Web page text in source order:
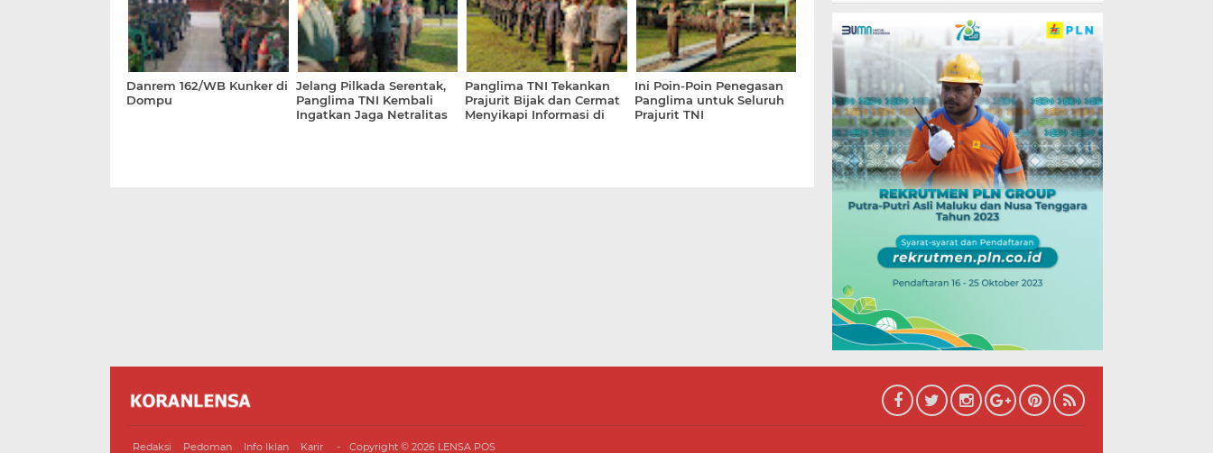
Danrem 162/WB Kunker di
Dompu
Jelang Pilkada Serentak,
Panglima TNI Kembali
Ingatkan Jaga Netralitas
Panglima TNI Tekankan
Prajurit Bijak dan Cermat
Menyikapi Informasi di
Ini Poin-Poin Penegasan
Panglima untuk Seluruh
Prajurit TNI
Redaksi Pedoman Info Iklan Karir Copyright © 2026 LENSA POS